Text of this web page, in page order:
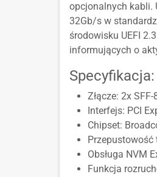
opcjonalnych kabli.
32Gb/s w
środowisku UEFI
informujących o
Specyfikacja:
Złącze: 2x
Interfejs: PCI
Chipset:
Obsługa NVM
Funkcja